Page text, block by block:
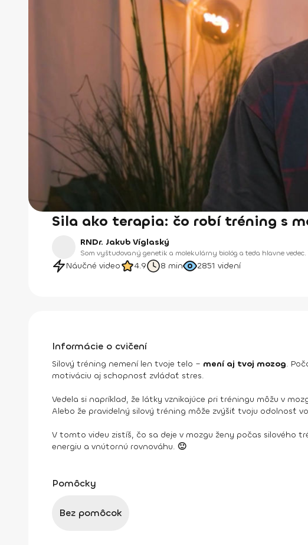
Sila ako terapia: čo robí tréning s
RNDr. Jakub Víglaský
Som vyštudovaný genetik a molekulárny biológ a teda hlavne
Náučné video 4.9 8 min 2851 videní
Informácie o cvičení
Silový tréning nemení len tvoje telo – mení aj tvoj mozog.
motiváciu aj schopnosť zvládať stres.
Vedela si napríklad, že látky vznikajúce pri tréningu môžu v
Alebo že pravidelný silový tréning môže zvýšiť tvoju odolnosť
V tomto videu zistíš, čo sa deje v mozgu ženy počas silového
energiu a vnútornú rovnováhu. 🙂
Pomôcky
Bez pomôcok